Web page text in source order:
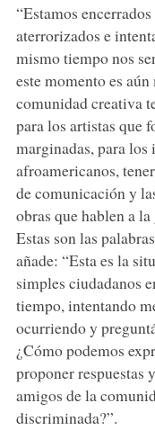
“Estamos
aterrorizados e
mismo tiempo nos
este momento es
comunidad creativa
para los artistas que
marginadas, para
afroamericanos,
de comunicación y
obras que hablen a
Estas son las
añade: “Esta es la
simples ciudadanos
tiempo, intentando
ocurriendo y
¿Cómo podemos
proponer respuestas
amigos de la
discriminada?”.